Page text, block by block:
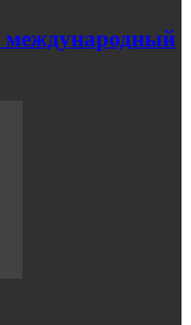
международный